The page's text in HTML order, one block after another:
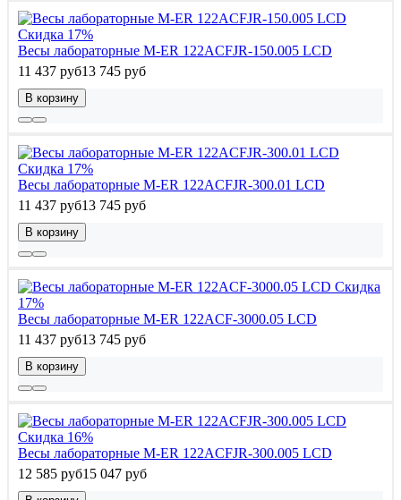
Скидка 17%
Весы лабораторные M-ER 122АCFJR-150.005 LСD
11 437 руб13 745 руб
В корзину
Скидка 17%
Весы лабораторные M-ER 122АCFJR-300.01 LСD
11 437 руб13 745 руб
В корзину
Скидка
17%
Весы лабораторные M-ER 122АCF-3000.05 LСD
11 437 руб13 745 руб
В корзину
Скидка 16%
Весы лабораторные M-ER 122АCFJR-300.005 LСD
12 585 руб15 047 руб